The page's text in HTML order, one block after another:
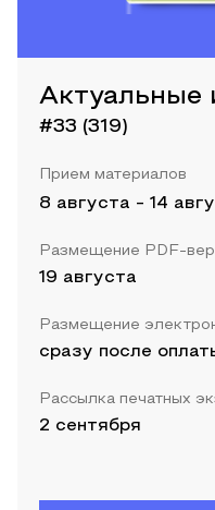
Актуальные
#33 (319)
Прием материалов
8 августа - 14
Размещение PDF-
19 августа
Размещение
сразу после
Рассылка печатных
2 сентября